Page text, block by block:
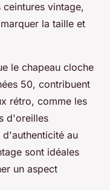
vintage,
la taille et
le chapeau cloche
50, contribuent
rétro, comme les
d'oreilles
au
sont idéales
un aspect